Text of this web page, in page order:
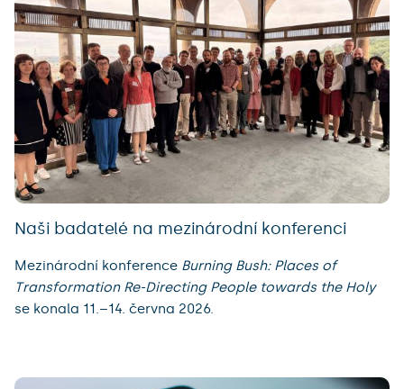
Naši badatelé na mezinárodní konferenci
Mezinárodní konference Burning Bush: Places of
Transformation Re-Directing People towards the Holy
se konala 11.–14. června 2026.